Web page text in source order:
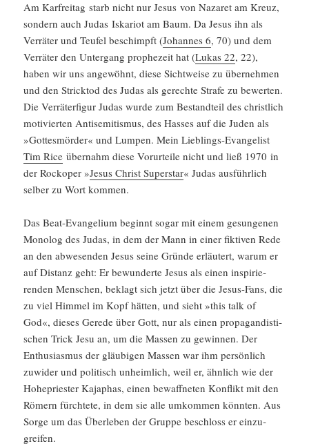
Am Karfreitag starb nicht nur Jesus von Nazaret am Kreuz,
sondern auch Judas Iskariot am Baum. Da Jesus ihn als
Verräter und Teufel beschimpft (Johannes 6, 70) und dem
Verräter den Unter­gang prophe­zeit hat (Lukas 22, 22),
haben wir uns angewöhnt, diese Sicht­weise zu übernehmen
und den Stricktod des Judas als gerechte Strafe zu bewerten.
Die Verrä­ter­figur Judas wurde zum Bestand­teil des christ­lich
motivierten Antise­mi­tismus, des Hasses auf die Juden als
»Gottes­mörder« und Lumpen. Mein Lieblings-Evange­list
Tim Rice übernahm diese Vorur­teile nicht und ließ 1970 in
der Rockoper »Jesus Christ Super­star« Judas ausführ­lich
selber zu Wort kommen.
Das Beat-Evange­lium beginnt sogar mit einem gesun­genen
Monolog des Judas, in dem der Mann in einer fiktiven Rede
an den abwesenden Jesus seine Gründe erläu­tert, warum er
auf Distanz geht: Er bewun­derte Jesus als einen inspi­rie­
renden Menschen, beklagt sich jetzt über die Jesus-Fans, die
zu viel Himmel im Kopf hätten, und sieht »this talk of
God«, dieses Gerede über Gott, nur als einen propa­gan­dis­ti­
schen Trick Jesu an, um die Massen zu gewinnen. Der
Enthu­si­asmus der gläubigen Massen war ihm persön­lich
zuwider und politisch unheim­lich, weil er, ähnlich wie der
Hohepriester Kajaphas, einen bewaff­neten Konflikt mit den
Römern fürch­tete, in dem sie alle umkommen könnten. Aus
Sorge um das Überleben der Gruppe beschloss er einzu­
greifen.